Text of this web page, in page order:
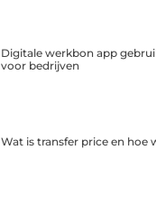
Digitale werkbon app
voor bedrijven
Wat is transfer price en hoe